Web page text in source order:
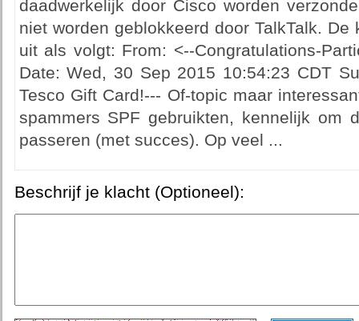
daadwerkelijk door Cisco worden
niet worden geblokkeerd door TalkTalk.
uit als volgt: From: <--Congratulations-
Date: Wed, 30 Sep 2015 10:54:23 CDT
Tesco Gift Card!--- Of-topic maar
spammers SPF gebruikten, kennelijk om
passeren (met succes). Op veel ...
Beschrijf je klacht (Optioneel):